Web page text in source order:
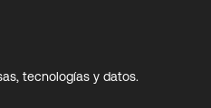
tecnologías y datos.